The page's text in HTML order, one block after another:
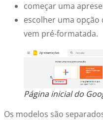
começar uma
escolher uma opção
vem pré-formatada.
Página inicial do
Os modelos são